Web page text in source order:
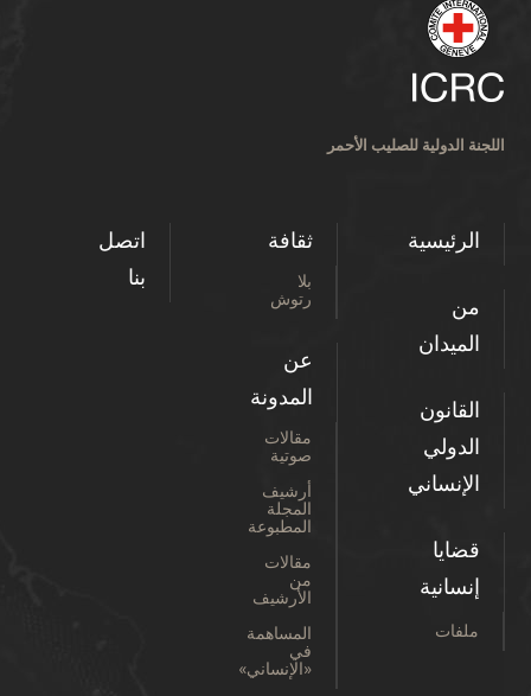
اللجنة الدولية للصليب الأحمر
الرئيسية
من
الميدان
القانون
الدولي
الإنساني
قضايا
إنسانية
ملفات
ثقافة
بلا
رتوش
عن
المدونة
مقالات
صوتية
أرشيف
المجلة
المطبوعة
مقالات
من
الأرشيف
المساهمة
في
«الإنساني»
اتصل
بنا